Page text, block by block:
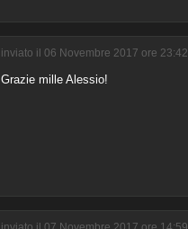
inviato il 06 Novembre 2017 ore 23:42
Grazie mille Alessio!